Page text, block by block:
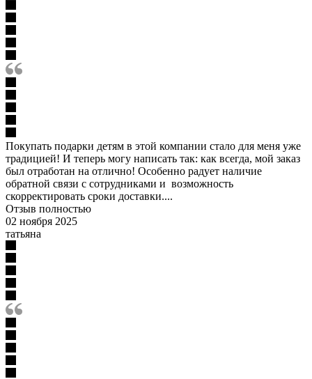
Покупать подарки детям в этой компании стало для меня уже
традицией! И теперь могу написать так: как всегда, мой заказ
был отработан на отлично! Особенно радует наличие
обратной связи с сотрудниками и возможность
скорректировать сроки доставки....
Отзыв полностью
02 ноября 2025
татьяна